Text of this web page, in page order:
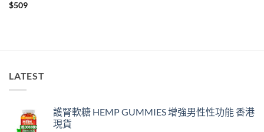
$509
LATEST
護腎軟糖 HEMP GUMMIES 增強男性性功能 香港
現貨